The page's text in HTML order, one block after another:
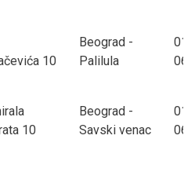
10
Beograd -
Palilula
10
Beograd -
Savski venac